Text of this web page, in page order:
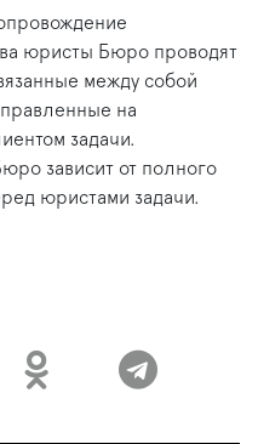
юристы Бюро проводят
между собой
на
задачи.
зависит от полного
юристами задачи.